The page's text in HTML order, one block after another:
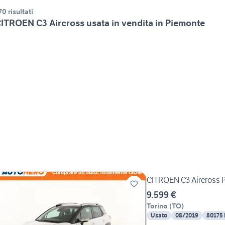
risultati
C3 Aircross usata in vendita in Piemonte
CITROEN C3 Aircross
9.599 €
Torino (TO)
Usato 08/2019 80175